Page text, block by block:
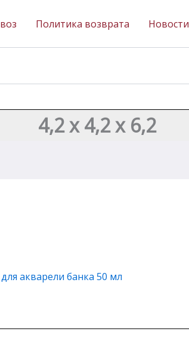
Политика возврата Новости
4,2 х 4,2 х 6,2
акварели банка 50 мл